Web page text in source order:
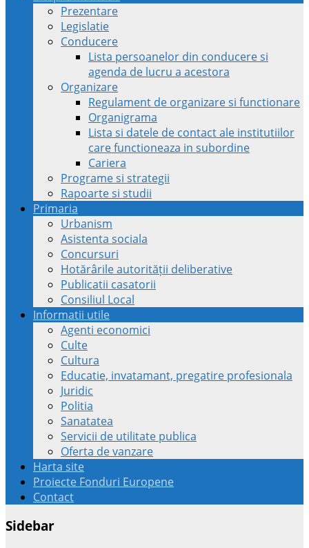
Prezentare
Legislatie
Conducere
Lista persoanelor din conducere si
agenda de lucru a acestora
Organizare
Regulament de organizare si functionare
Organigrama
Lista si datele de contact ale institutiilor
care functioneaza in subordine
Cariera
Programe si strategii
Rapoarte si studii
Primaria
Urbanism
Asistenta sociala
Concursuri
Hotărârile autorității deliberative
Publicatii casatorii
Consiliul Local
Informatii utile
Agenti economici
Culte
Cultura
Educatie, invatamant, pregatire profesionala
Juridic
Politia
Sanatatea
Servicii de utilitate publica
Oferta de vanzare
Harta site
Proiecte Fonduri Europene
Contact
Sidebar